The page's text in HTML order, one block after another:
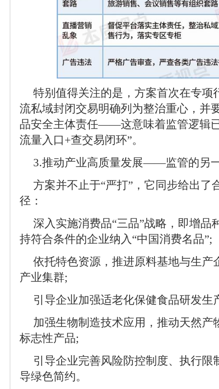
特别值得关注的是，方案首次在专项
流私域封闭交易明确列为整治重心，并
品安全主体责任——这意味着监管逻辑
流量入口+查交易闭环”。
3.推动产业高质量发展——监管的另
方案并不止于“严打”，它同步给出了
径：
深入实施消费品“三品”战略，即增品
持符合条件的企业纳入“中国消费名品”;
依托特色资源，推进原料基地与生产
产业集群;
引导企业加强适老化保健食品研发生
加强生物制造技术应用，推动天然产
标志性产品;
引导企业完善风险防控制度、执行限
导绿色简约。